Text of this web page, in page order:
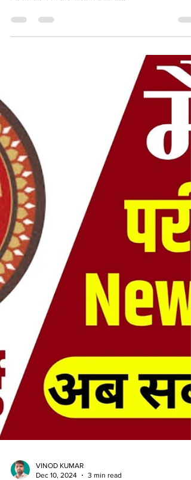
Time Table 2025
द्वारा आज दिनांक- 07.12.2024 को आगामी वर्ष 2025